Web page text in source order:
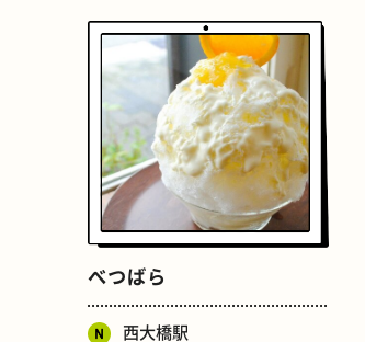
おいもスイーツ
べつばら
西大橋駅